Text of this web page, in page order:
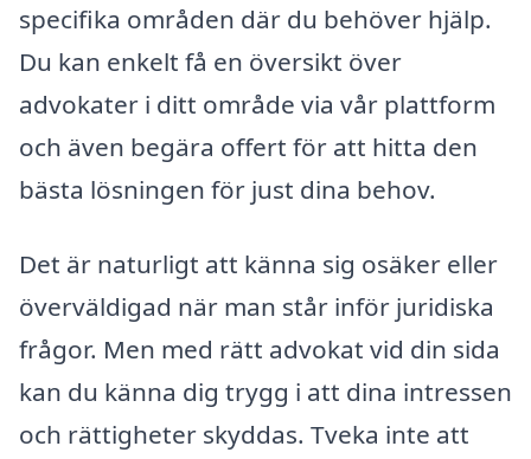
specifika områden där du behöver hjälp.
Du kan enkelt få en översikt över
advokater i ditt område via vår plattform
och även begära offert för att hitta den
bästa lösningen för just dina behov.
Det är naturligt att känna sig osäker eller
överväldigad när man står inför juridiska
frågor. Men med rätt advokat vid din sida
kan du känna dig trygg i att dina intressen
och rättigheter skyddas. Tveka inte att